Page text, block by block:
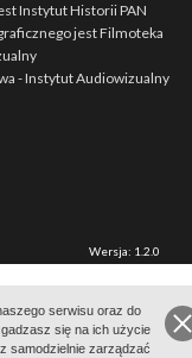
serwisu oraz do
się na ich użycie
samodzielnie zarządzać
Instytut Historii PAN
jest Filmoteka
- Instytut Audiowizualny
Wersja: 1.2.0